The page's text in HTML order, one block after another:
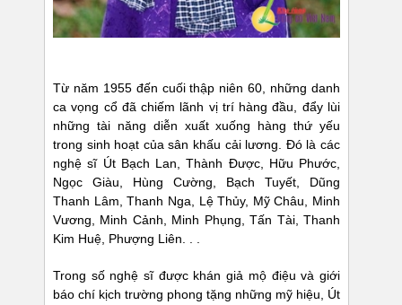
Từ năm 1955 đến cuối thập niên 60, những danh
ca vọng cổ đã chiếm lãnh vị trí hàng đầu, đẩy lùi
những tài năng diễn xuất xuống hàng thứ yếu
trong sinh hoạt của sân khấu cải lương. Đó là các
nghệ sĩ Út Bạch Lan, Thành Được, Hữu Phước,
Ngọc Giàu, Hùng Cường, Bạch Tuyết, Dũng
Thanh Lâm, Thanh Nga, Lệ Thủy, Mỹ Châu, Minh
Vương, Minh Cảnh, Minh Phụng, Tấn Tài, Thanh
Kim Huệ, Phượng Liên. . .
Trong số nghệ sĩ được khán giả mộ điệu và giới
báo chí kịch trường phong tặng những mỹ hiệu, Út